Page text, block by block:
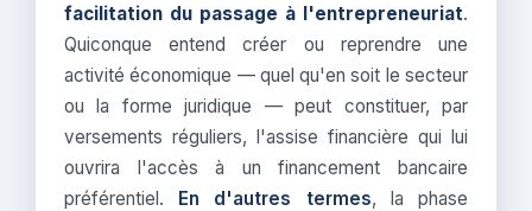
facilitation du passage à l'entrepreneuriat.
Quiconque entend créer ou reprendre une
activité économique — quel qu'en soit le secteur
ou la forme juridique — peut constituer, par
versements réguliers, l'assise financière qui lui
ouvrira l'accès à un financement bancaire
préférentiel. En d'autres termes, la phase